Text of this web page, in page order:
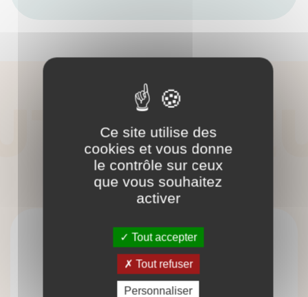
AUTRES JEUX
Ce site utilise des
cookies et vous donne
le contrôle sur ceux
que vous souhaitez
activer
Tout accepter
Tout refuser
Personnaliser